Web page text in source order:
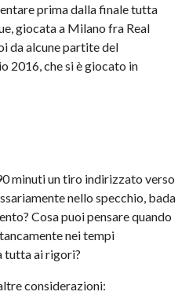
prima dalla finale tutta
giocata a Milano fra Real
da alcune partite del
2016, che si è giocato in
minuti un tiro indirizzato verso
nello specchio, bada
Cosa puoi pensare quando
nei tempi
tutta ai rigori?
considerazioni: